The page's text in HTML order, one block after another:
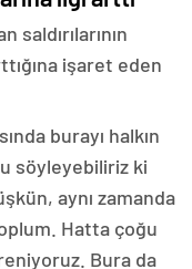
saldırılarının
işaret eden
burayı halkın
söyleyebiliriz ki
aynı zamanda
Hatta çoğu
Bura da